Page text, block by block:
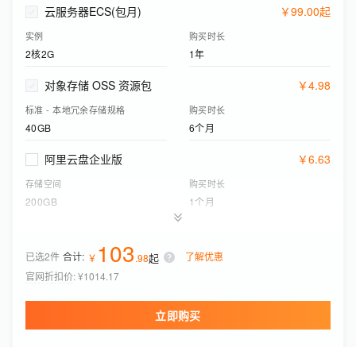
云服务器ECS(包月) ￥99.00起
实例
2核2G
购买时长
1年
对象存储 OSS 资源包 ￥4.98
标准 - 本地冗余存储规格
40GB
购买时长
6个月
阿里云盘企业版 ￥6.63
存储空间
200GB
购买时长
1个月
实例网络类型
公网
功能版本（实例费）
云盾证书服务 ￥190.80
单域名证书品牌规格 购买时长
已选2件 合计: ￥ 103.98起
了解优惠
官网折扣价:¥1014.17
立即购买